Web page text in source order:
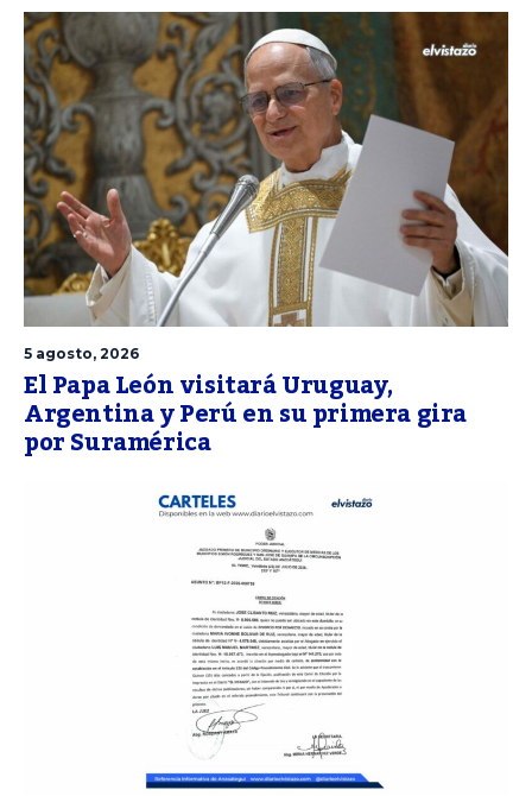
5 agosto, 2026
El Papa León visitará Uruguay,
Argentina y Perú en su primera gira
por Suramérica